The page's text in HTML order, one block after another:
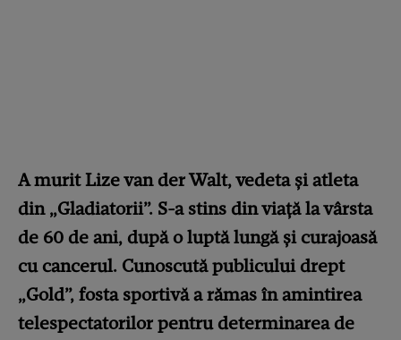
A murit Lize van der Walt, vedeta și atleta
din „Gladiatorii”. S-a stins din viață la vârsta
de 60 de ani, după o luptă lungă și curajoasă
cu cancerul. Cunoscută publicului drept
„Gold”, fosta sportivă a rămas în amintirea
telespectatorilor pentru determinarea de